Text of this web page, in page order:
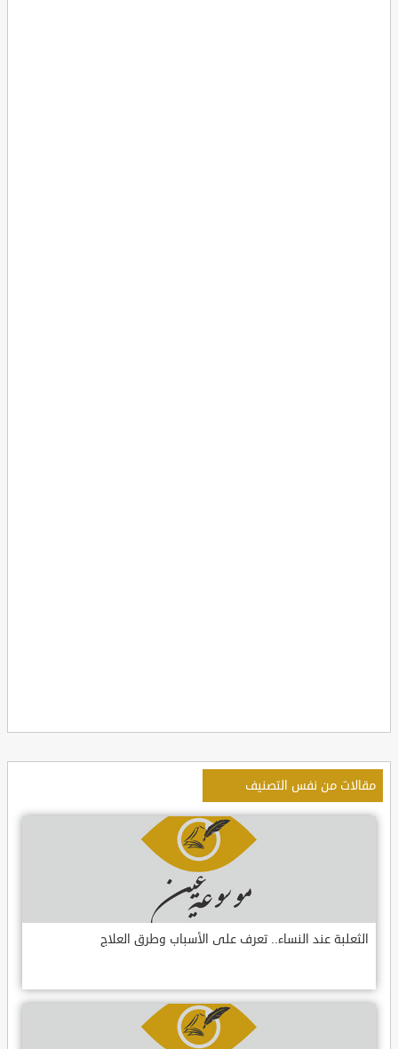
مقالات من نفس التصنيف
الثعلبة عند النساء.. تعرف على الأسباب وطرق العلاج